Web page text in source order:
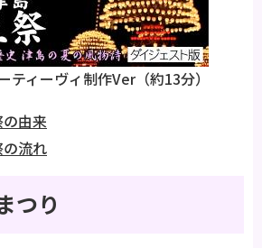
ティーヴィ制作Ver（約13分）
由来
流れ
つり